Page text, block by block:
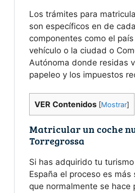
Los trámites para
son específicos en de
componentes como el
vehículo o la ciudad o
Autónoma donde residas
papeleo y los impuestos
VER Contenidos [Mostrar]
Matricular un coche
Torregrossa
Si has adquirido tu
España el proceso es más
que normalmente se hace